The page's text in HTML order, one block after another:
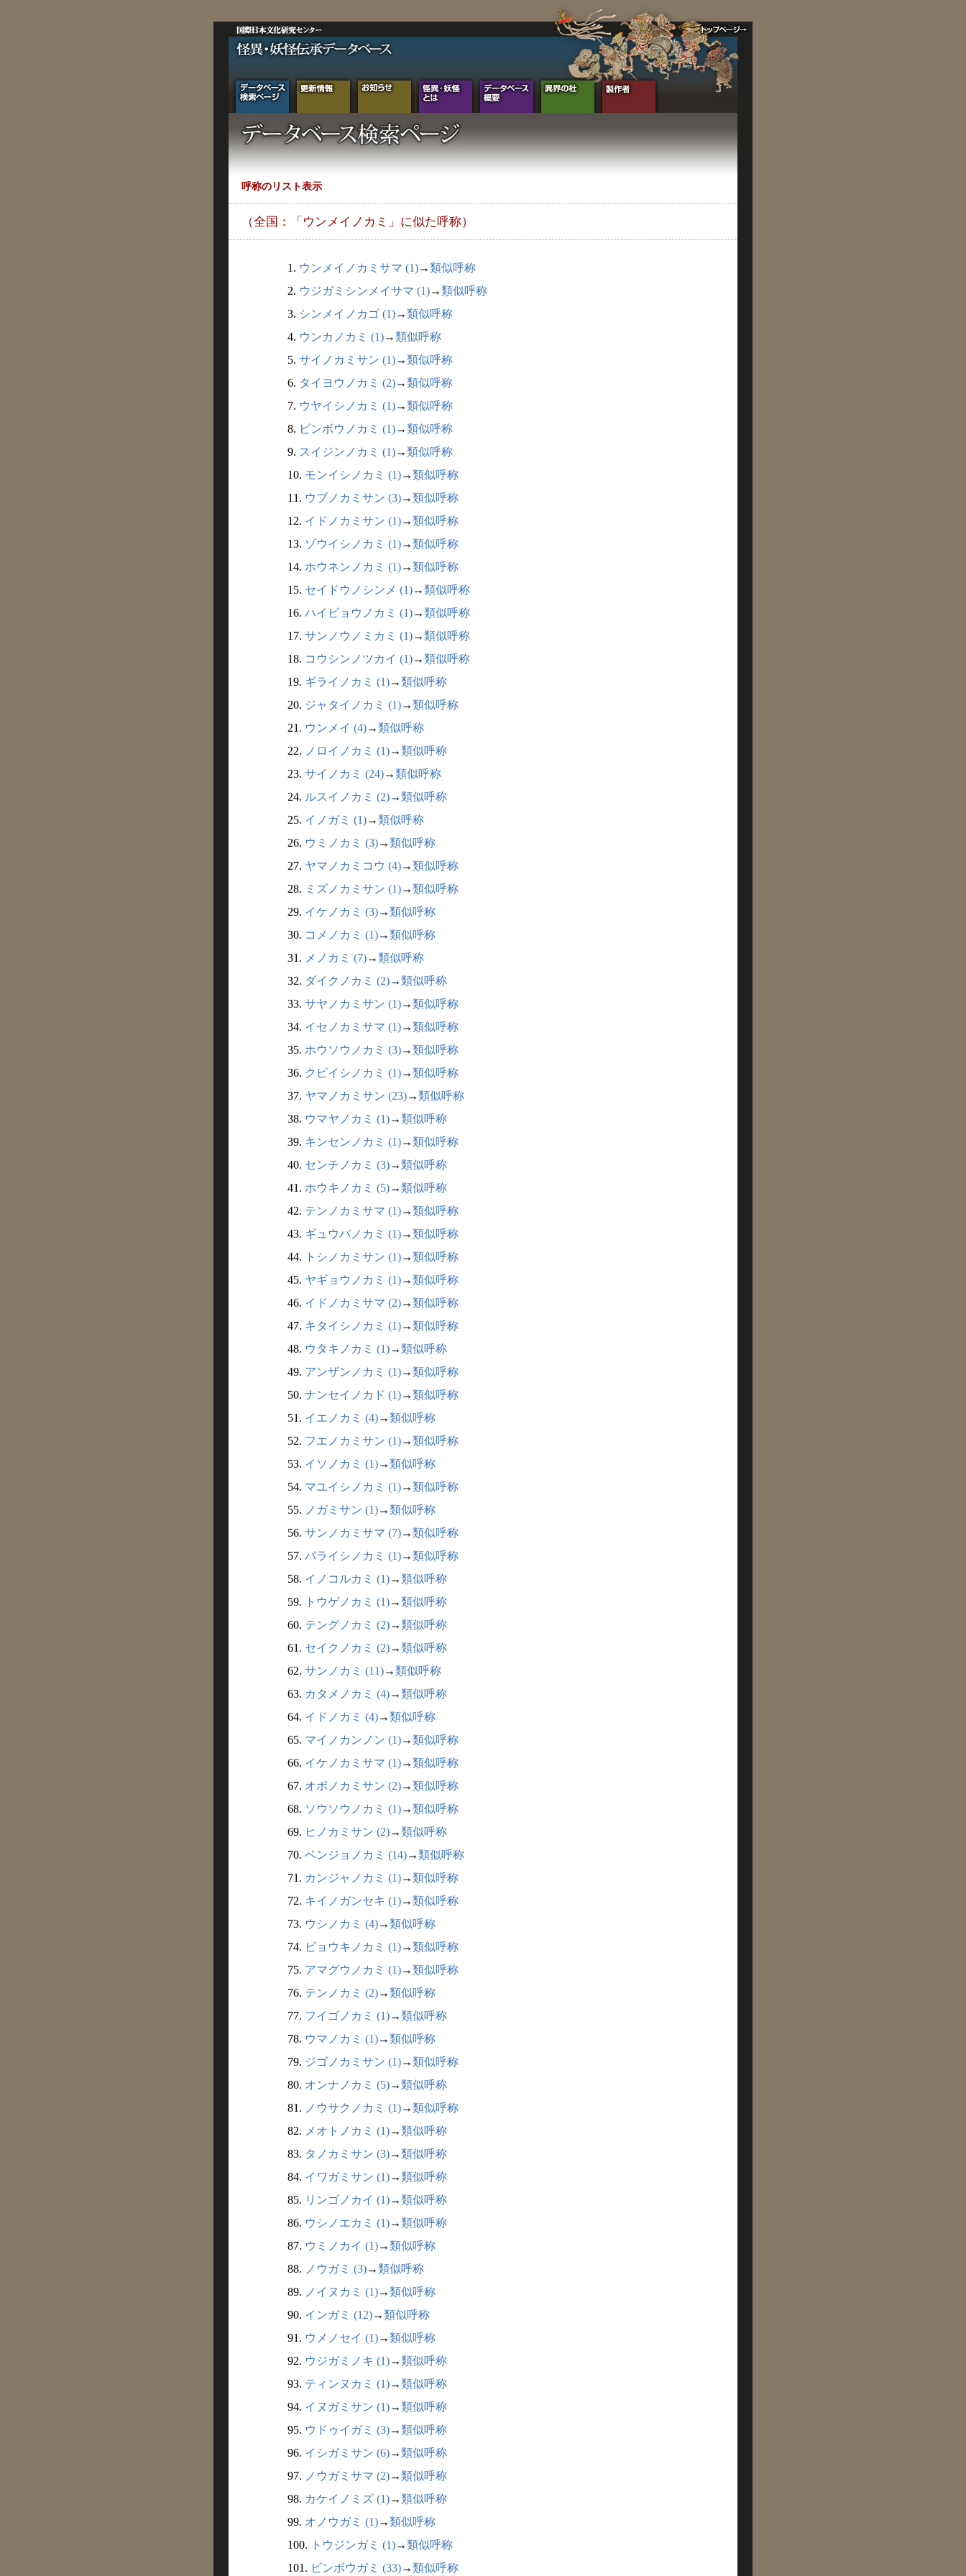
呼称のリスト表示
（全国：「ウンメイノカミ」に似た呼称）
1. ウンメイノカミサマ (1)→類似呼称
2. ウジガミシンメイサマ (1)→類似呼称
3. シンメイノカゴ (1)→類似呼称
4. ウンカノカミ (1)→類似呼称
5. サイノカミサン (1)→類似呼称
6. タイヨウノカミ (2)→類似呼称
7. ウヤイシノカミ (1)→類似呼称
8. ビンボウノカミ (1)→類似呼称
9. スイジンノカミ (1)→類似呼称
10. モンイシノカミ (1)→類似呼称
11. ウブノカミサン (3)→類似呼称
12. イドノカミサン (1)→類似呼称
13. ゾウイシノカミ (1)→類似呼称
14. ホウネンノカミ (1)→類似呼称
15. セイドウノシンメ (1)→類似呼称
16. ハイビョウノカミ (1)→類似呼称
17. サンノウノミカミ (1)→類似呼称
18. コウシンノツカイ (1)→類似呼称
19. ギライノカミ (1)→類似呼称
20. ジャタイノカミ (1)→類似呼称
21. ウンメイ (4)→類似呼称
22. ノロイノカミ (1)→類似呼称
23. サイノカミ (24)→類似呼称
24. ルスイノカミ (2)→類似呼称
25. イノガミ (1)→類似呼称
26. ウミノカミ (3)→類似呼称
27. ヤマノカミコウ (4)→類似呼称
28. ミズノカミサン (1)→類似呼称
29. イケノカミ (3)→類似呼称
30. コメノカミ (1)→類似呼称
31. メノカミ (7)→類似呼称
32. ダイクノカミ (2)→類似呼称
33. サヤノカミサン (1)→類似呼称
34. イセノカミサマ (1)→類似呼称
35. ホウソウノカミ (3)→類似呼称
36. クピイシノカミ (1)→類似呼称
37. ヤマノカミサン (23)→類似呼称
38. ウマヤノカミ (1)→類似呼称
39. キンセンノカミ (1)→類似呼称
40. センチノカミ (3)→類似呼称
41. ホウキノカミ (5)→類似呼称
42. テンノカミサマ (1)→類似呼称
43. ギュウバノカミ (1)→類似呼称
44.
トシノカミサン (1)→類似呼称
45. ヤギョウノカミ (1)→類似呼称
46. イドノカミサマ (2)→類似呼称
47. キタイシノカミ (1)→類似呼称
48. ウタキノカミ (1)→類似呼称
49. アンザンノカミ (1)→類似呼称
50. ナンセイノカド (1)→類似呼称
51. イエノカミ (4)→類似呼称
52. フエノカミサン (1)→類似呼称
53. イソノカミ (1)→類似呼称
54. マユイシノカミ (1)→類似呼称
55. ノガミサン (1)→類似呼称
56. サンノカミサマ (7)→類似呼称
57. パライシノカミ (1)→類似呼称
58. イノコルカミ (1)→類似呼称
59.
トウゲノカミ (1)→類似呼称
60. テングノカミ (2)→類似呼称
61. セイクノカミ (2)→類似呼称
62. サンノカミ (11)→類似呼称
63. カタメノカミ (4)→類似呼称
64. イドノカミ (4)→類似呼称
65. マイノカンノン (1)→類似呼称
66. イケノカミサマ (1)→類似呼称
67. オボノカミサン (2)→類似呼称
68. ソウソウノカミ (1)→類似呼称
69. ヒノカミサン (2)→類似呼称
70. ベンジョノカミ (14)→類似呼称
71. カンジャノカミ (1)→類似呼称
72. キイノガンセキ (1)→類似呼称
73. ウシノカミ (4)→類似呼称
74. ビョウキノカミ (1)→類似呼称
75. アマグウノカミ (1)→類似呼称
76. テンノカミ (2)→類似呼称
77. フイゴノカミ (1)→類似呼称
78. ウマノカミ (1)→類似呼称
79. ジゴノカミサン (1)→類似呼称
80. オンナノカミ (5)→類似呼称
81. ノウサクノカミ (1)→類似呼称
82. メオトノカミ (1)→類似呼称
83. タノカミサン (3)→類似呼称
84. イワガミサン (1)→類似呼称
85. リンゴノカイ (1)→類似呼称
86. ウシノエカミ (1)→類似呼称
87. ウミノカイ (1)→類似呼称
88. ノウガミ (3)→類似呼称
89. ノイヌカミ (1)→類似呼称
90. インガミ (12)→類似呼称
91. ウメノセイ (1)→類似呼称
92. ウジガミノキ (1)→類似呼称
93. ティンヌカミ (1)→類似呼称
94. イヌガミサン (1)→類似呼称
95. ウドゥイガミ (3)→類似呼称
96. イシガミサン (6)→類似呼称
97. ノウガミサマ (2)→類似呼称
98. カケイノミズ (1)→類似呼称
99. オノウガミ (1)→類似呼称
100.
トウジンガミ (1)→類似呼称
101. ビンボウガミ (33)→類似呼称